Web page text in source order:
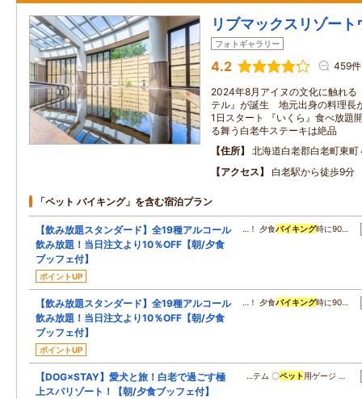
リブマックスリゾー
フォトギャラリー
4.2 459件
2024年8月アイヌの文化に触れる
テル』が誕生 地元出身の料理長
1日スタート 『いくら』食べ放題
る舞う白老牛ステーキは絶品
住所
北海道白老郡白老町東町
アクセス
白老駅から徒歩9分
「ペット バイキング」を含む宿泊プラン
【飲み放題スタンダード】全19種アルコール
飲み放題！当日注文より10％OFF【朝/夕食
ブッフェ付】
ポイントUP
…！ 夕食バイキング時に90…
【飲み放題スタンダード】全19種アルコール
飲み放題！当日注文より10％OFF【朝/夕食
ブッフェ付】
ポイントUP
…！ 夕食バイキング時に90…
【DOG×STAY】愛犬と旅！白老で過ごす極
上スパリゾート！【朝/夕食ブッフェ付】
…テム 〇ペット 用ゲージ …